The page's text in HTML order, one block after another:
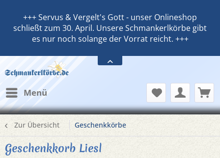
+++ Servus & Vergelt's Gott - unser Onlineshop
schließt zum 30. April. Unsere Schmankerlkörbe gibt
es nur noch solange der Vorrat reicht. +++
Menü
Zur Übersicht Geschenkkörbe
Geschenkkorb Liesl